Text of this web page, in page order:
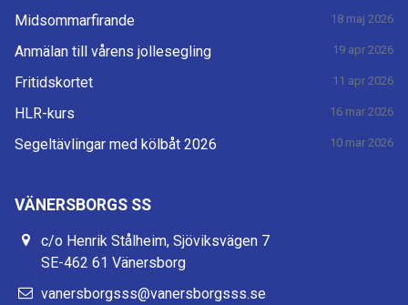
Midsommarfirande 18 maj 2026
Anmälan till vårens jollesegling 19 apr 2026
Fritidskortet 11 apr 2026
HLR-kurs 16 mar 2026
Segeltävlingar med kölbåt 2026 10 mar 2026
VÄNERSBORGS SS
c/o Henrik Stålheim, Sjöviksvägen 7
SE-462 61 Vänersborg
vanersborgsss@vanersborgsss.se